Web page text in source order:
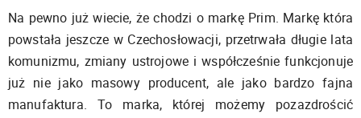
Na pewno już wiecie, że chodzi o markę Prim. Markę która
powstała jeszcze w Czechosłowacji, przetrwała długie lata
komunizmu, zmiany ustrojowe i współcześnie funkcjonuje
już nie jako masowy producent, ale jako bardzo fajna
manufaktura. To marka, której możemy pozazdrościć